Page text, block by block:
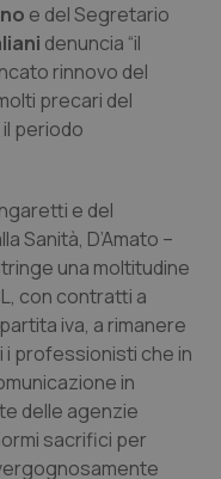
e del Segretario
denuncia “il
rinnovo del
precari del
periodo
e del
Sanità, D’Amato –
una moltitudine
con contratti a
iva, a rimanere
i professionisti che in
in
delle agenzie
sacrifici per